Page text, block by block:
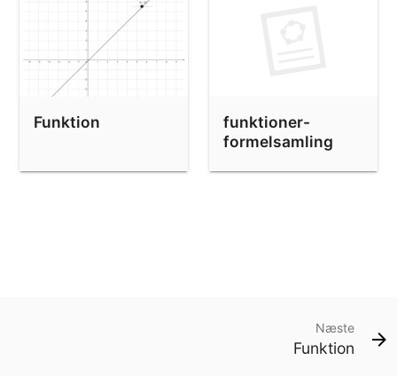
Funktion
funktioner-
formelsamling
Næste
Funktion